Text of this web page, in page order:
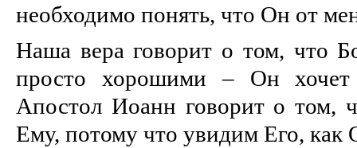
необходимо понять, что Он от
Наша вера говорит о том, что
просто хорошими – Он хочет
Апостол Иоанн говорит о том,
Ему, потому что увидим Его, как